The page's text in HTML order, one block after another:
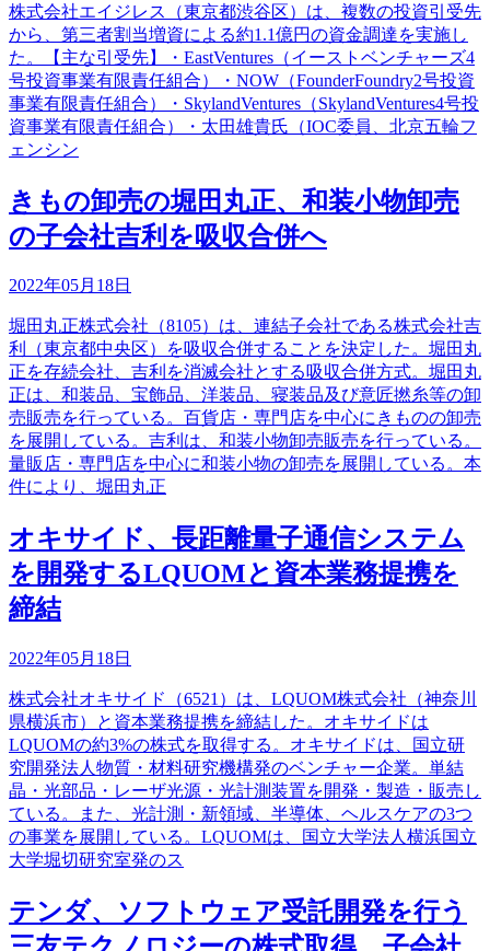
株式会社エイジレス（東京都渋谷区）は、複数の投資引受先
から、第三者割当増資による約1.1億円の資金調達を実施し
た。【主な引受先】・EastVentures（イーストベンチャーズ4
号投資事業有限責任組合）・NOW（FounderFoundry2号投資
事業有限責任組合）・SkylandVentures（SkylandVentures4号投
資事業有限責任組合）・太田雄貴氏（IOC委員、北京五輪フ
ェンシン
きもの卸売の堀田丸正、和装小物卸売
の子会社吉利を吸収合併へ
2022年05月18日
堀田丸正株式会社（8105）は、連結子会社である株式会社吉
利（東京都中央区）を吸収合併することを決定した。堀田丸
正を存続会社、吉利を消滅会社とする吸収合併方式。堀田丸
正は、和装品、宝飾品、洋装品、寝装品及び意匠撚糸等の卸
売販売を行っている。百貨店・専門店を中心にきものの卸売
を展開している。吉利は、和装小物卸売販売を行っている。
量販店・専門店を中心に和装小物の卸売を展開している。本
件により、堀田丸正
オキサイド、長距離量子通信システム
を開発するLQUOMと資本業務提携を
締結
2022年05月18日
株式会社オキサイド（6521）は、LQUOM株式会社（神奈川
県横浜市）と資本業務提携を締結した。オキサイドは
LQUOMの約3%の株式を取得する。オキサイドは、国立研
究開発法人物質・材料研究機構発のベンチャー企業。単結
晶・光部品・レーザ光源・光計測装置を開発・製造・販売し
ている。また、光計測・新領域、半導体、ヘルスケアの3つ
の事業を展開している。LQUOMは、国立大学法人横浜国立
大学堀切研究室発のス
テンダ、ソフトウェア受託開発を行う